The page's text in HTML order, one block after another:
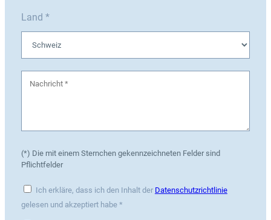
Land *
(*) Die mit einem Sternchen gekennzeichneten Felder sind
Pflichtfelder
Ich erkläre, dass ich den Inhalt der Datenschutzrichtlinie
gelesen und akzeptiert habe *